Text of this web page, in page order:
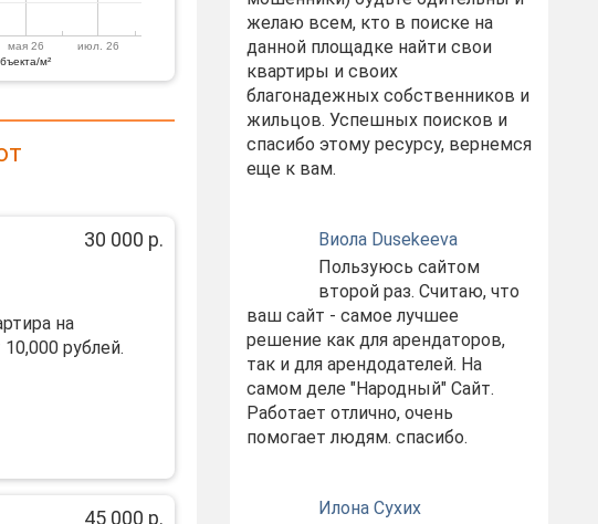
м²
мая 26 июл. 26
30 000 р.
на
рублей.
45 000 р.
желаю всем, кто в поиске на
данной площадке найти свои
квартиры и своих
благонадежных собственников и
жильцов. Успешных поисков и
спасибо этому ресурсу, вернемся
еще к вам.
Виола Dusekeeva
Пользуюсь сайтом
второй раз. Считаю, что
ваш сайт - самое лучшее
решение как для арендаторов,
так и для арендодателей. На
самом деле "Народный" Сайт.
Работает отлично, очень
помогает людям. спасибо.
Илона Сухих